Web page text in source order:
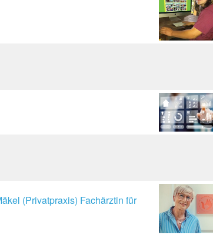
(Privatpraxis) Fachärztin für